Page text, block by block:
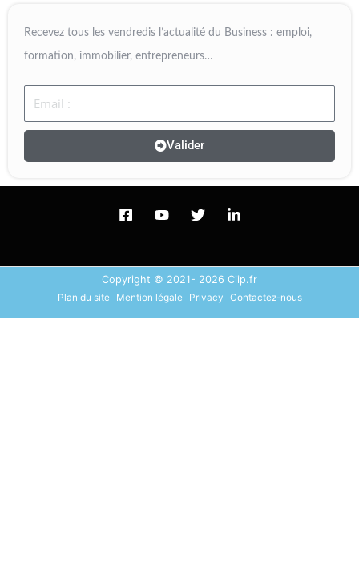
Recevez tous les vendredis l’actualité du Business : emploi,
formation, immobilier, entrepreneurs…
Email
Valider
Copyright © 2021- 2026 Ciip.fr
Plan du site Mention légale Privacy Contactez-nous